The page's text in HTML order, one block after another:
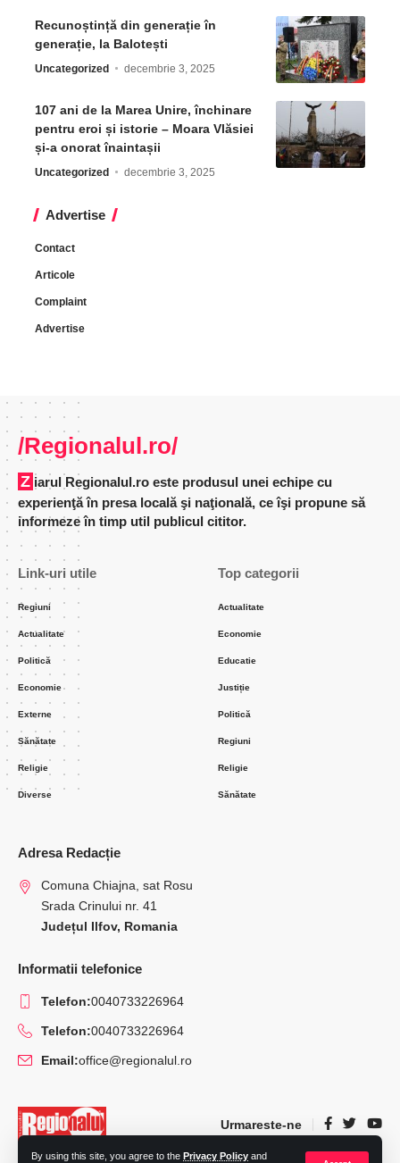
By using this site, you agree to the Privacy Policy and
Recunoștință din generație în
generație, la Balotești
Uncategorized decembrie 3, 2025
107 ani de la Marea Unire, închinare
pentru eroi și istorie – Moara Vlăsiei
și-a onorat înaintașii
Uncategorized decembrie 3, 2025
Advertise
Contact
Articole
Complaint
Advertise
/Regionalul.ro/
Ziarul Regionalul.ro este produsul unei echipe cu
experienţă în presa locală şi naţională, ce îşi propune să
informeze în timp util publicul cititor.
Link-uri utile
Regiuni
Actualitate
Politică
Economie
Externe
Sănătate
Religie
Diverse
Top categorii
Actualitate
Economie
Educatie
Justiție
Politică
Regiuni
Religie
Sănătate
Adresa Redacție
Comuna Chiajna, sat Rosu
Srada Crinului nr. 41
Județul Ilfov, Romania
Informatii telefonice
Telefon:0040733226964
Telefon:0040733226964
Email:office@regionalul.ro
Urmareste-ne